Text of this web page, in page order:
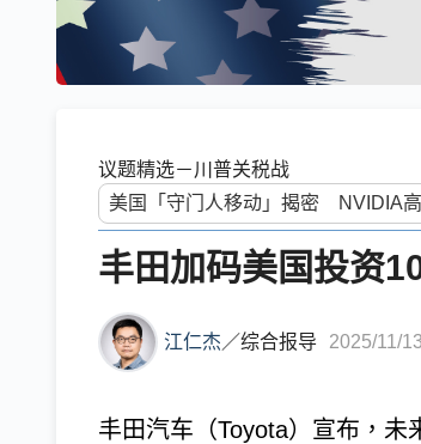
议题精选－川普关税战
丰田加码美国投资
江仁杰 ／综合报导 2025/11/13
丰田汽车（Toyota）宣布，